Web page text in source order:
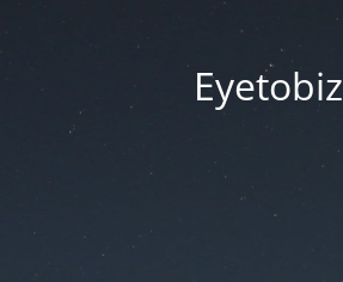
Eyetobiz